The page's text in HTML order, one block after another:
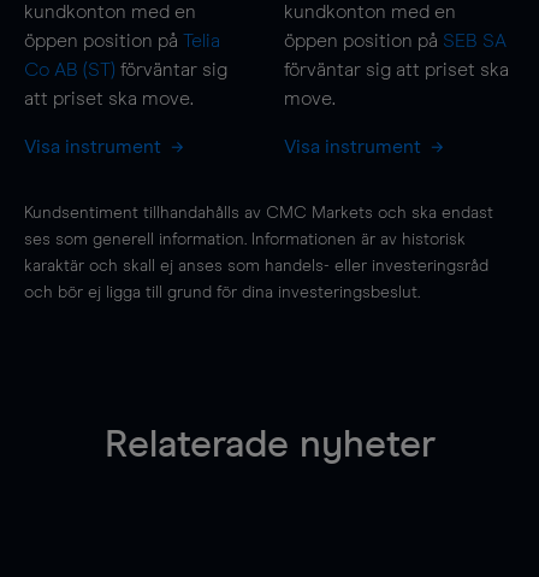
kundkonton med en
öppen position på Telia
Co AB (ST) förväntar sig
att priset ska move.
Visa instrument
kundkonton med en
öppen position på SEB SA
förväntar sig att priset ska
move.
Visa instrument
Kundsentiment tillhandahålls av CMC Markets och ska endast
ses som generell information. Informationen är av historisk
karaktär och skall ej anses som handels- eller investeringsråd
och bör ej ligga till grund för dina investeringsbeslut.
Relaterade nyheter